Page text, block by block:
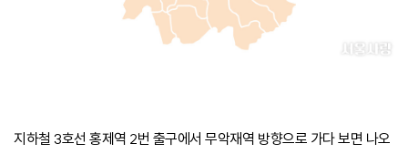
지하철 3호선 홍제역 2번 출구에서 무악재역 방향으로 가다 보면 나오